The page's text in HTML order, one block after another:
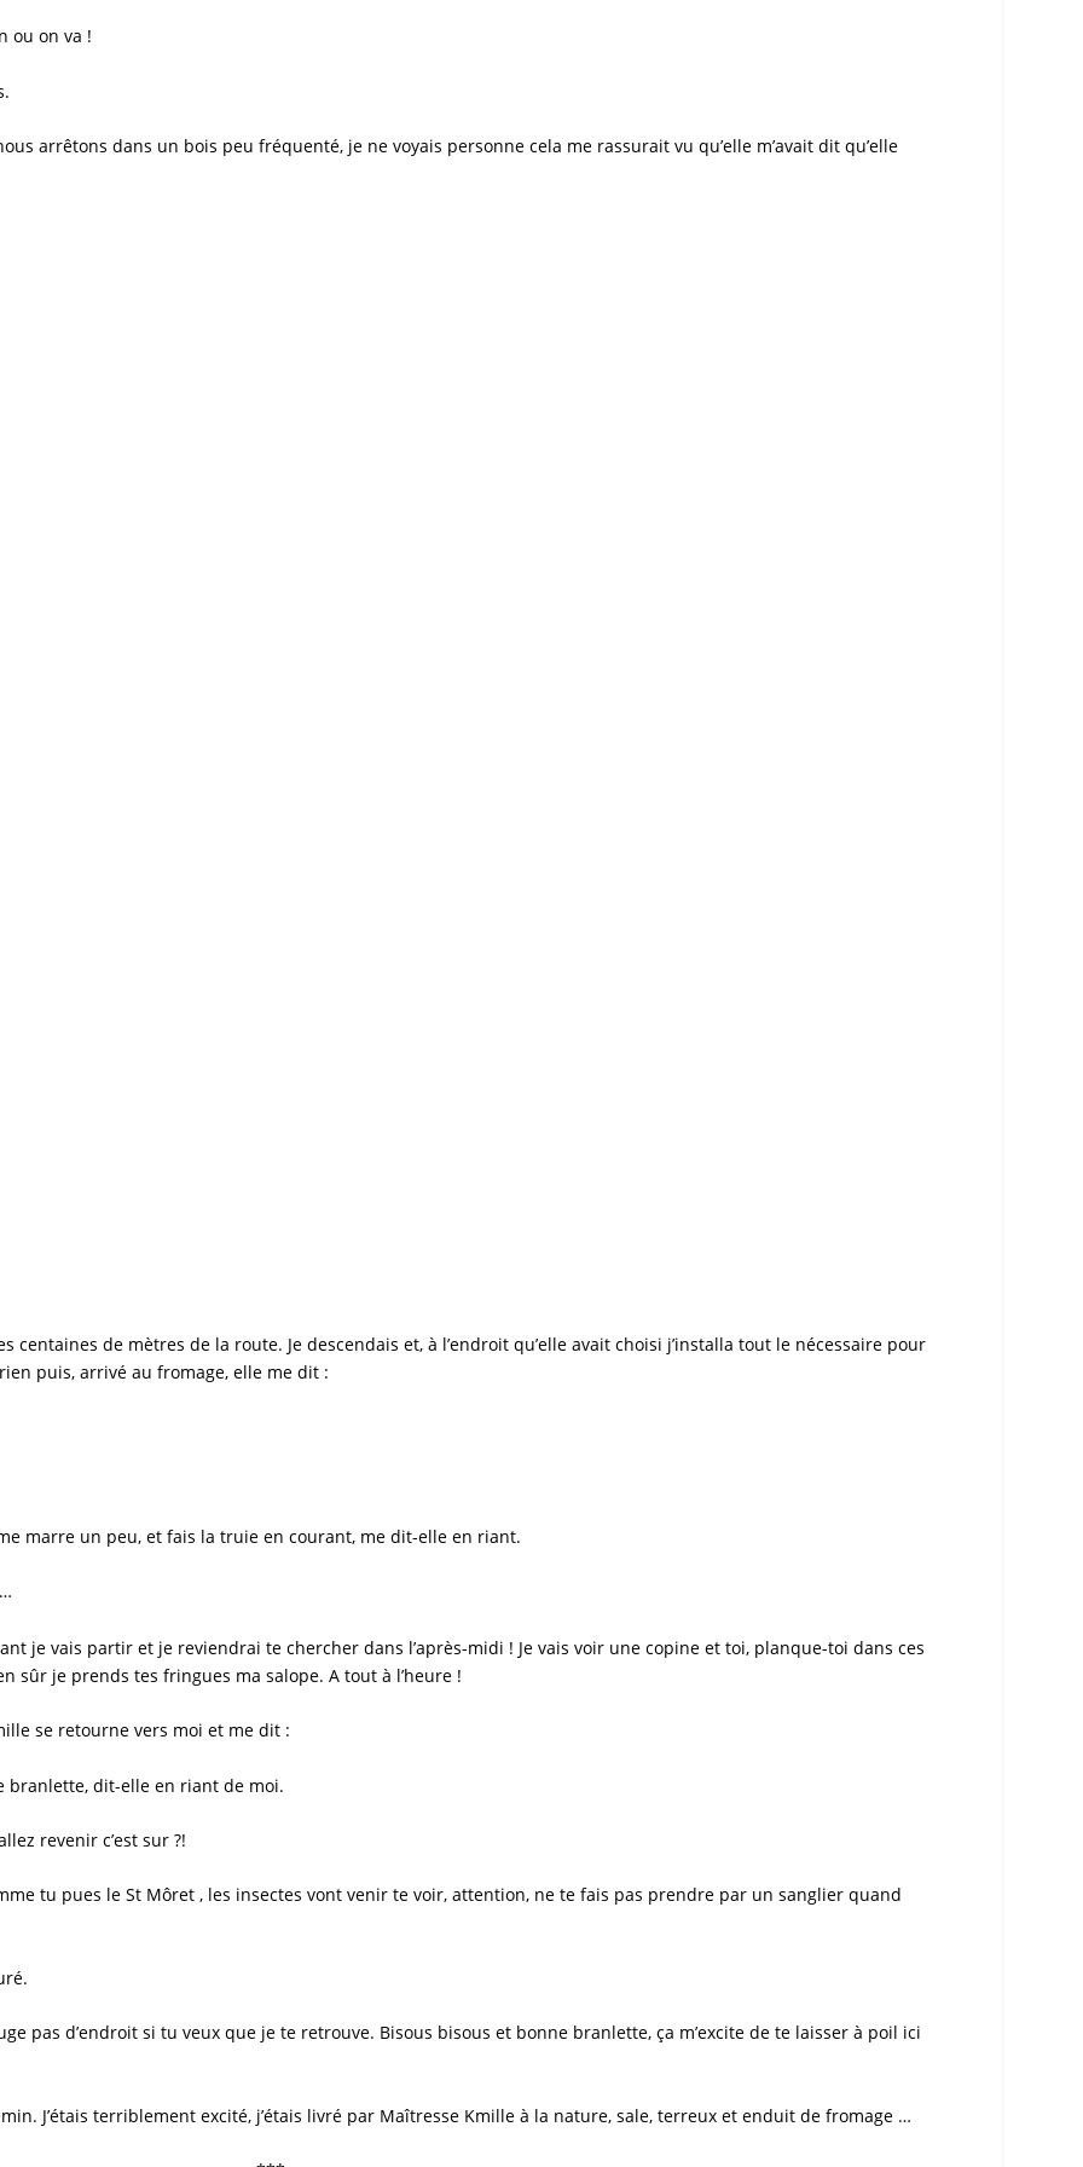
ou on va !
arrêtons dans un bois peu fréquenté, je ne voyais personne cela me rassurait vu qu’elle m’avait dit qu’elle
de mètres de la route. Je descendais et, à l’endroit qu’elle avait choisi j’installa tout le nécessaire pour
puis, arrivé au fromage, elle me dit :
marre un peu, et fais la truie en courant, me dit-elle en riant.
…
je vais partir et je reviendrai te chercher dans l’après-midi ! Je vais voir une copine et toi, planque-toi dans ces
sûr je prends tes fringues ma salope. A tout à l’heure !
se retourne vers moi et me dit :
branlette, dit-elle en riant de moi.
revenir c’est sur ?!
tu pues le St Môret , les insectes vont venir te voir, attention, ne te fais pas prendre par un sanglier quand
pas d’endroit si tu veux que je te retrouve. Bisous bisous et bonne branlette, ça m’excite de te laisser à poil ici
J’étais terriblement excité, j’étais livré par Maîtresse Kmille à la nature, sale, terreux et enduit de fromage …